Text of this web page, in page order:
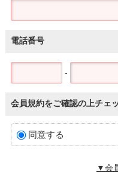
電話番号
-
会員規約をご確認の上チェ
同意する
▼会